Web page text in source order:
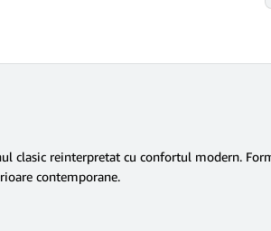
clasic reinterpretat cu confortul modern.
contemporane.